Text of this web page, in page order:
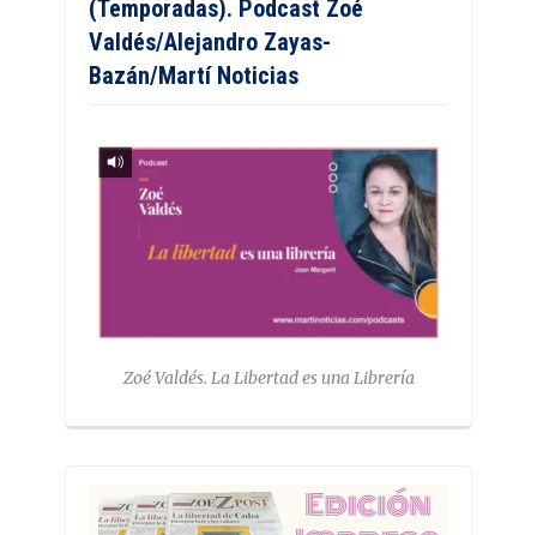
(Temporadas). Podcast Zoé
Valdés/Alejandro Zayas-
Bazán/Martí Noticias
Zoé Valdés. La Libertad es una Librería